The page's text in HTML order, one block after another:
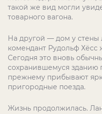
такой же вид могли
товарного вагона.
На другой — дом у стены
комендант Рудольф Хёсс
Сегодня это вновь
сохранившемуся зданию
прежнему прибывают
пригородные поезда.
Жизнь продолжилась.